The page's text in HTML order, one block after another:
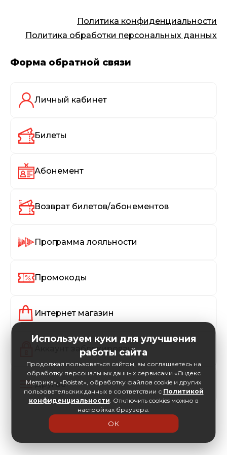
Политика конфиденциальности
Политика обработки персональных данных
Форма обратной связи
Личный кабинет
Билеты
Абонемент
Возврат билетов/абонементов
Программа лояльности
Промокоды
Интернет магазин
Аккаунт заблокирован
Другое
Используем куки для улучшения
работы сайта
Продолжая пользоваться сайтом, вы соглашаетесь на
обработку персональных данных сервисами «Яндекс
Метрика», «Roistat», обработку файлов cookie и других
пользовательских данных в соответствии с Политикой
конфиденциальности. Отключить cookies можно в
настройках браузера.
ОК